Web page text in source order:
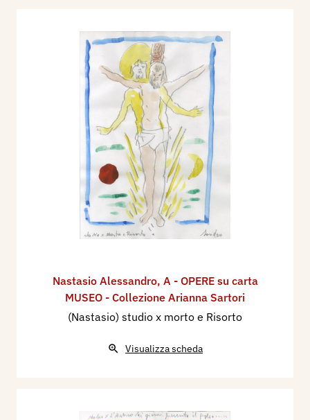
Nastasio Alessandro, A - OPERE su carta
MUSEO - Collezione Arianna Sartori
(Nastasio) studio x morto e Risorto
Visualizza scheda